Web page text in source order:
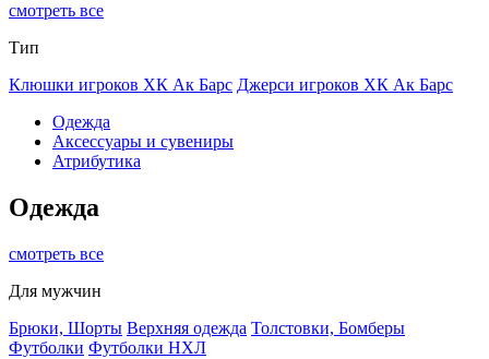
смотреть все
Тип
Клюшки игроков ХК Ак Барс Джерси игроков ХК Ак Барс
Одежда
Аксессуары и сувениры
Атрибутика
Одежда
смотреть все
Для мужчин
Брюки, Шорты Верхняя одежда Толстовки, Бомберы
Футболки Футболки НХЛ